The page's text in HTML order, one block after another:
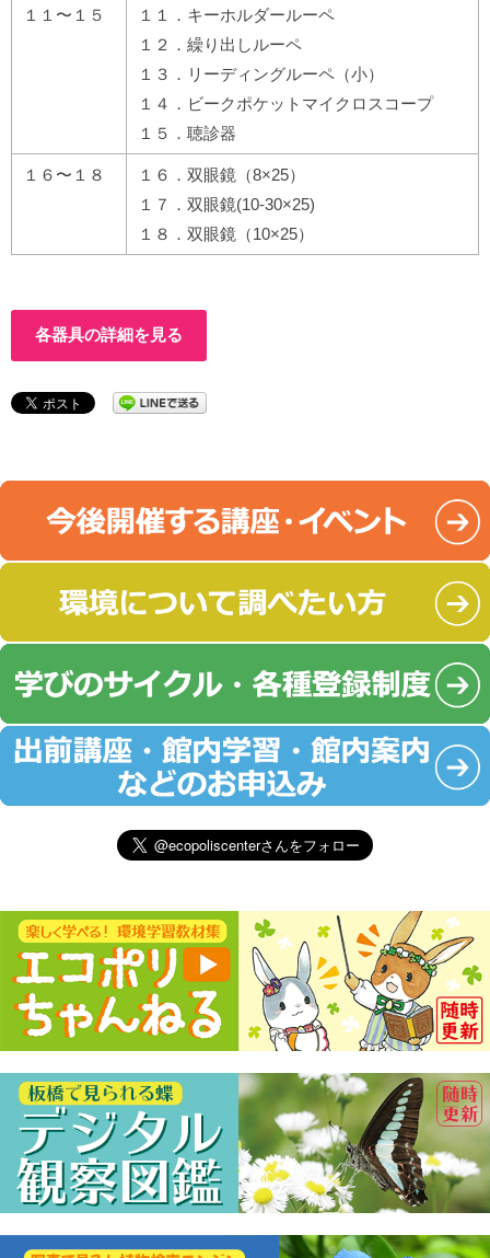
１１〜１５
１１．キーホルダールーペ
１２．繰り出しルーペ
１３．リーディングルーペ（小）
１４．ビークポケットマイクロスコープ
１５．聴診器
１６〜１８
１６．双眼鏡（8×25）
１７．双眼鏡(10-30×25)
１８．双眼鏡（10×25）
各器具の詳細を見る